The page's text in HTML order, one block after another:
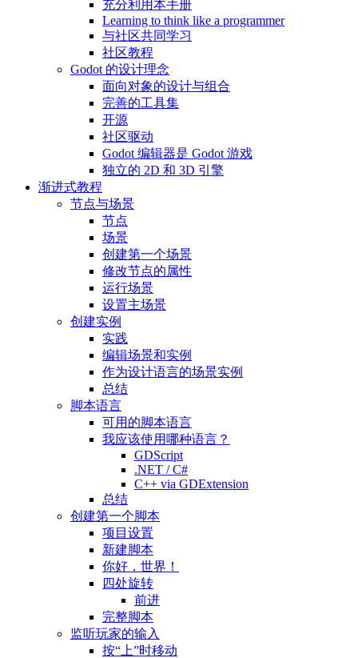
充分利用本手册
Learning to think like a programmer
与社区共同学习
社区教程
Godot 的设计理念
面向对象的设计与组合
完善的工具集
开源
社区驱动
Godot 编辑器是 Godot 游戏
独立的 2D 和 3D 引擎
渐进式教程
节点与场景
节点
场景
创建第一个场景
修改节点的属性
运行场景
设置主场景
创建实例
实践
编辑场景和实例
作为设计语言的场景实例
总结
脚本语言
可用的脚本语言
我应该使用哪种语言？
GDScript
.NET / C#
C++ via GDExtension
总结
创建第一个脚本
项目设置
新建脚本
你好，世界！
四处旋转
前进
完整脚本
监听玩家的输入
按“上”时移动